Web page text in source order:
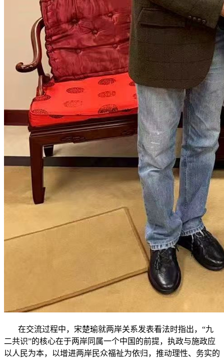
在交流过程中，宋楚瑜就两岸关系发表看法时指出，“九
二共识”的核心在于两岸同属一个中国的前提，执政与施政应
以人民为本，以增进两岸民众福祉为依归，推动理性、务实的